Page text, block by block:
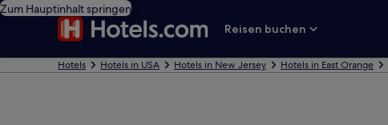
Zum Hauptinhalt springen
Reisen buchen
Hotels Hotels in USA Hotels in New Jersey Hotels in East Orange